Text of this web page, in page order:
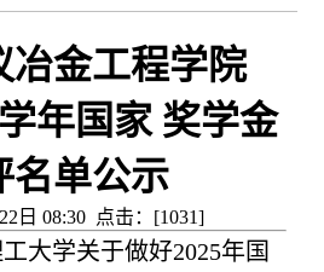
冶金工程学院
年国家 奖学金
名单公示
日 08:30 点击：[1031]
工大学关于做好2025年国